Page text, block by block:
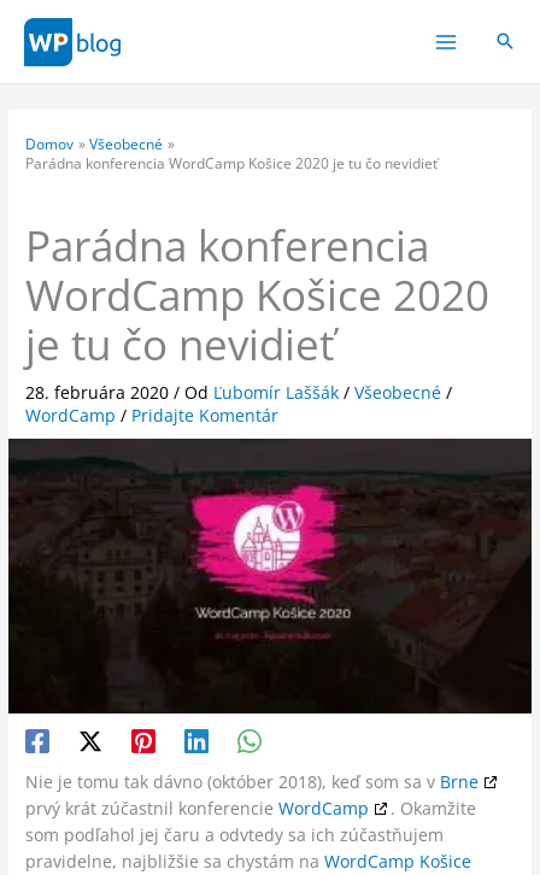
obsah
Domov
Všeobecné
Parádna konferencia WordCamp Košice 2020 je tu čo nevidieť
Parádna konferencia
WordCamp Košice 2020
je tu čo nevidieť
28. februára 2020/ Od Ľubomír Laššák/Všeobecné /
WordCamp / Pridajte Komentár
Nie je tomu tak dávno (október 2018), keď som sa v Brne
prvý krát zúčastnil konferencieWordCamp
. Okamžite
som podľahol jej čaru a odvtedy sa ich zúčastňujem
pravidelne, najbližšie sa chystám naWordCamp Košice